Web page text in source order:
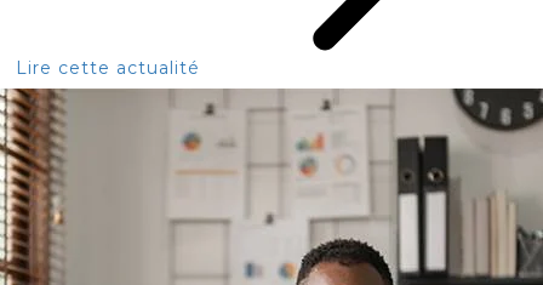
Lire cette actualité